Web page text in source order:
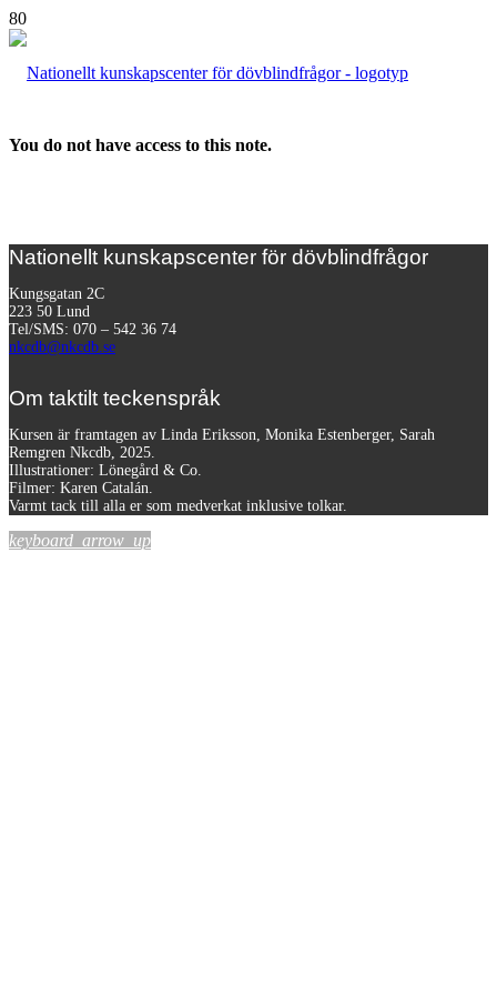
You do not have access to this note.
Nationellt kunskapscenter för dövblindfrågor
Kungsgatan 2C
223 50 Lund
Tel/SMS: 070 – 542 36 74
nkcdb@nkcdb.se
Om taktilt teckenspråk
Kursen är framtagen av Linda Eriksson, Monika Estenberger, Sarah
Remgren Nkcdb, 2025.
Illustrationer: Lönegård & Co.
Filmer: Karen Catalán.
Varmt tack till alla er som medverkat inklusive tolkar.
keyboard_arrow_up